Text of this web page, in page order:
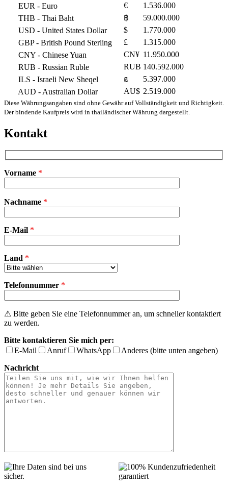
EUR - Euro €
1.536.000
THB - Thai Baht ฿
59.000.000
USD - United States Dollar $
1.770.000
GBP- British Pound Sterling £
1.315.000
CNY - Chinese Yuan CN¥ 11.950.000
RUB - Russian Ruble RUB 140.592.000
ILS - Israeli New Sheqel ₪
5.397.000
AUD - Australian Dollar AU$ 2.519.000
Diese Währungsangaben sind ohne Gewähr auf Vollständigkeit und Richtigkeit.
Der bindende Kaufpreis wird in thailändischer Währung dargestellt.
Kontakt
Vorname *
lasse
leer.
Nachname *
E-Mail *
Land *
Telefonnummer *
⚠ Bitte geben Sie eine Telefonnummer an, um schneller kontaktiert
zu werden.
Bitte kontaktieren Sie mich per:
E-Mail
Anruf WhatsApp
Anderes (bitte unten angeben)
Nachricht